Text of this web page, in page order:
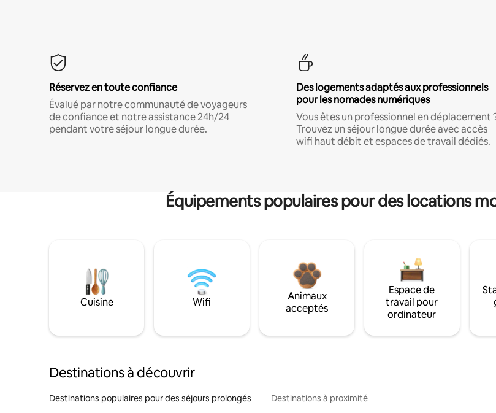
Réservez en toute confiance
Évalué par notre communauté de voyageurs
de confiance et notre assistance 24h/24
pendant votre séjour longue durée.
Des logements adaptés aux professionnels
pour les nomades numériques
Vous êtes un professionnel en déplacement
Trouvez un séjour longue durée avec accès
wifi haut débit et espaces de travail dédiés.
Équipements populaires pour des locations
Cuisine Wifi
Animaux
acceptés
Espace de
travail pour
ordinateur
Destinations à découvrir
Destinations populaires pour des séjours prolongés Destinations à proximité